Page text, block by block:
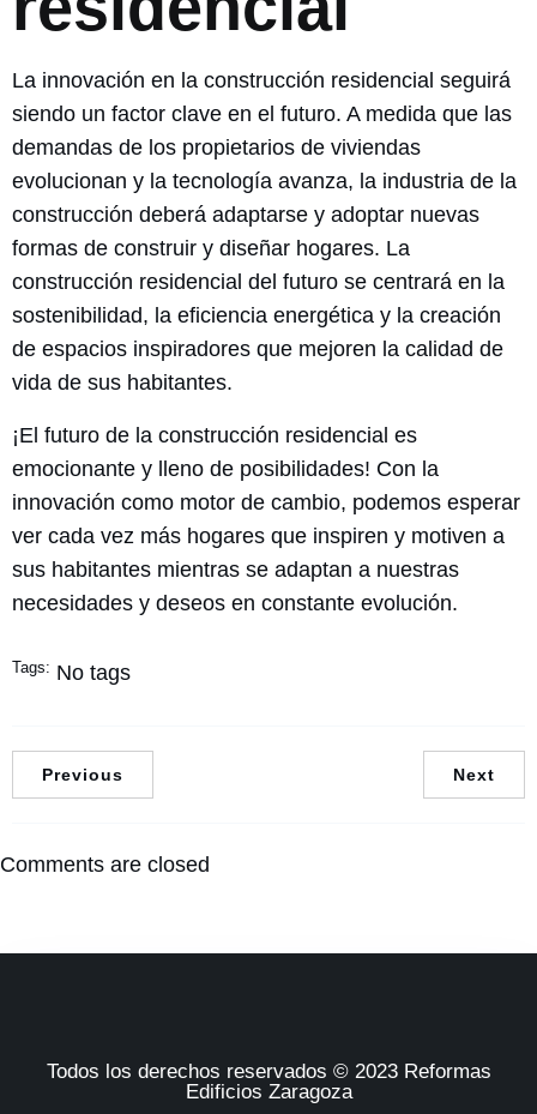
La innovación en la construcción residencial seguirá
siendo un factor clave en el futuro. A medida que las
demandas de los propietarios de viviendas
evolucionan y la tecnología avanza, la industria de la
construcción deberá adaptarse y adoptar nuevas
formas de construir y diseñar hogares. La
construcción residencial del futuro se centrará en la
sostenibilidad, la eficiencia energética y la creación
de espacios inspiradores que mejoren la calidad de
vida de sus habitantes.
¡El futuro de la construcción residencial es
emocionante y lleno de posibilidades! Con la
innovación como motor de cambio, podemos esperar
ver cada vez más hogares que inspiren y motiven a
sus habitantes mientras se adaptan a nuestras
necesidades y deseos en constante evolución.
Tags: No tags
Previous Next
Comments are closed
Todos los derechos reservados © 2023 Reformas
Edificios Zaragoza